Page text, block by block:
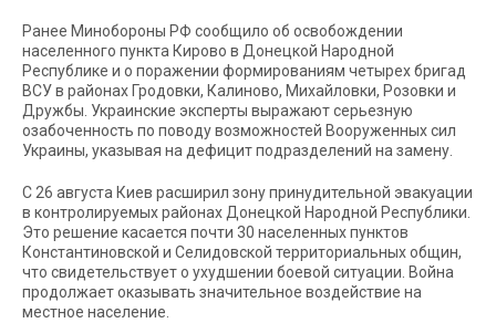
Ранее Минобороны РФ сообщило об освобождении
населенного пункта Кирово в Донецкой Народной
Республике и о поражении формированиям четырех бригад
ВСУ в районах Гродовки, Калиново, Михайловки, Розовки и
Дружбы. Украинские эксперты выражают серьезную
озабоченность по поводу возможностей Вооруженных сил
Украины, указывая на дефицит подразделений на замену.
С 26 августа Киев расширил зону принудительной эвакуации
в контролируемых районах Донецкой Народной Республики.
Это решение касается почти 30 населенных пунктов
Константиновской и Селидовской территориальных общин,
что свидетельствует о ухудшении боевой ситуации. Война
продолжает оказывать значительное воздействие на
местное население.